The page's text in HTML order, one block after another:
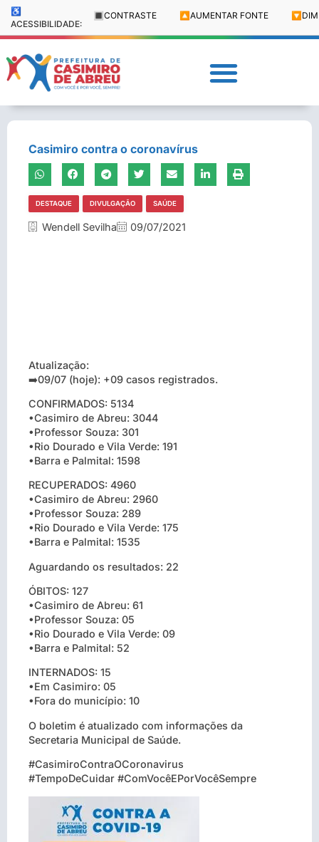
♿
ACESSIBILIDADE:
🔳 CONTRASTE 🔼 AUMENTAR FONTE 🔽
Casimiro contra o coronavírus
DESTAQUE DIVULGAÇÃO SAÚDE
Wendell Sevilha 09/07/2021
Atualização:
➡️09/07 (hoje): +09 casos registrados.
CONFIRMADOS: 5134
•Casimiro de Abreu: 3044
•Professor Souza: 301
•Rio Dourado e Vila Verde: 191
•Barra e Palmital: 1598
RECUPERADOS: 4960
•Casimiro de Abreu: 2960
•Professor Souza: 289
•Rio Dourado e Vila Verde: 175
•Barra e Palmital: 1535
Aguardando os resultados: 22
ÓBITOS: 127
•Casimiro de Abreu: 61
•Professor Souza: 05
•Rio Dourado e Vila Verde: 09
•Barra e Palmital: 52
INTERNADOS: 15
•Em Casimiro: 05
•Fora do município: 10
O boletim é atualizado com informações da
Secretaria Municipal de Saúde.
#CasimiroContraOCoronavirus
#TempoDeCuidar #ComVocêEPorVocêSempre